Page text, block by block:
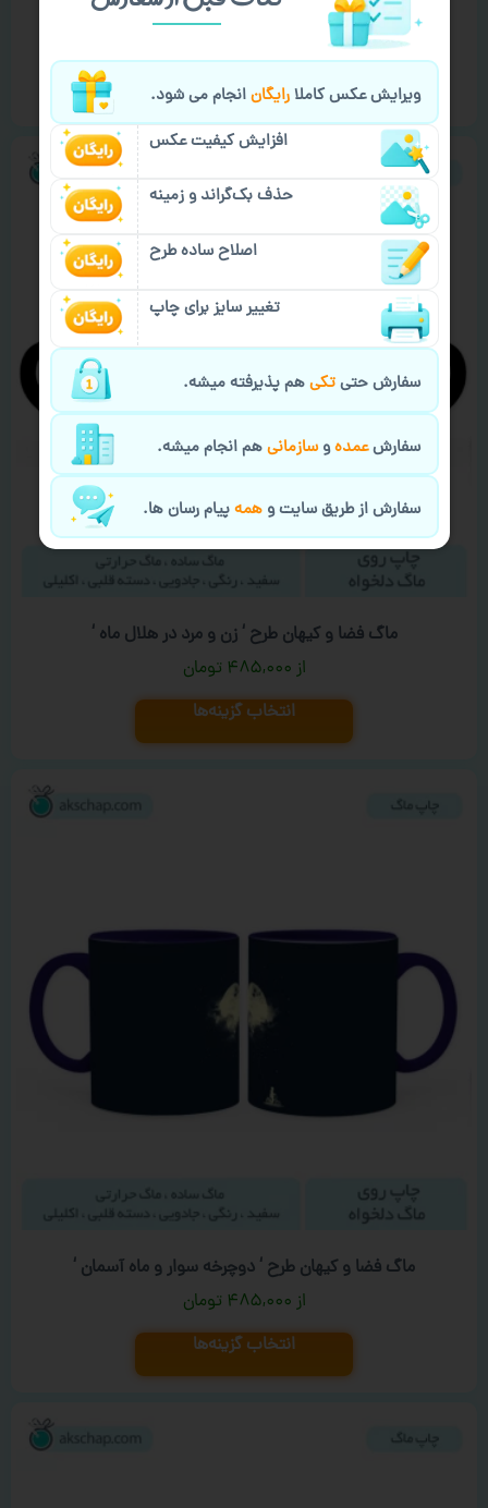
انتخاب گزینه‌ها
ماگ فضا و کیهان طرح ‘ زن و مرد در هلال ماه ‘
۴۸۵,۰۰۰ تومان
انتخاب گزینه‌ها
ماگ فضا و کیهان طرح ‘ دوچرخه سوار و ماه آسمان ‘
۴۸۵,۰۰۰ تومان
انتخاب گزینه‌ها
ویرایش عکس کاملارایگانانجام می شود.
افزایش کیفیت عکس
حذف بک‌گراند و زمینه
اصلاح ساده طرح
تغییر سایز برای چاپ
سفارش حتیتکیهم پذیرفته میشه.
سفارشعمدهوسازمانیهم انجام میشه.
سفارش از طریق سایت وهمهپیام رسان ها.